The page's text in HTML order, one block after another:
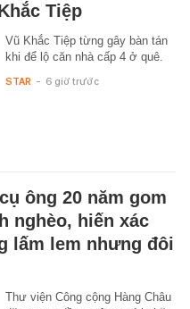
Tiệp
Vũ Khắc Tiệp từng gây bàn tán
khi để lộ căn nhà cấp 4 ở quê.
STAR - 6 giờ trước
ông 20 năm gom
nghèo, hiến xác
lấm lem nhưng đôi
Thư viện Công cộng Hàng Châu